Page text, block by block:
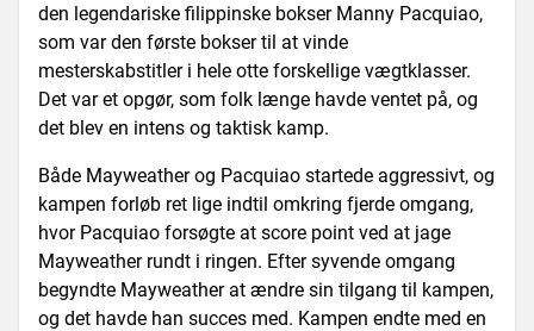
den legendariske filippinske bokser Manny Pacquiao,
som var den første bokser til at vinde
mesterskabstitler i hele otte forskellige vægtklasser.
Det var et opgør, som folk længe havde ventet på, og
det blev en intens og taktisk kamp.
Både Mayweather og Pacquiao startede aggressivt, og
kampen forløb ret lige indtil omkring fjerde omgang,
hvor Pacquiao forsøgte at score point ved at jage
Mayweather rundt i ringen. Efter syvende omgang
begyndte Mayweather at ændre sin tilgang til kampen,
og det havde han succes med. Kampen endte med en